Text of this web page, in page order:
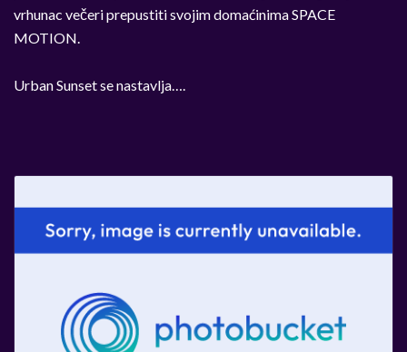
vrhunac večeri prepustiti svojim domaćinima SPACE
MOTION.
Urban Sunset se nastavlja….